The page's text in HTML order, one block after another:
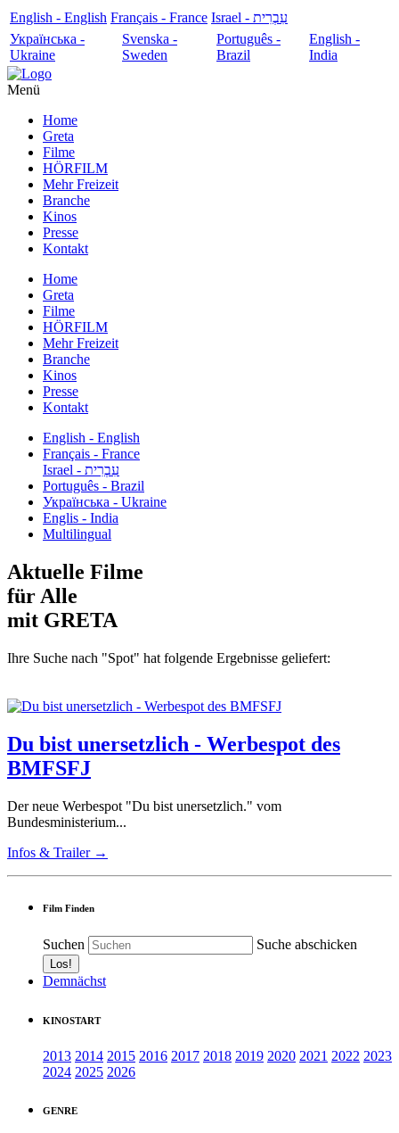
English - English Français - France
עִבְרִית - Israel
Українська -
Ukraine
Svenska -
Sweden
Português -
Brazil
English -
India
Menü
Home
Greta
Filme
HÖRFILM
Mehr Freizeit
Branche
Kinos
Presse
Kontakt
Home
Greta
Filme
HÖRFILM
Mehr Freizeit
Branche
Kinos
Presse
Kontakt
English - English
Français - France
עִבְרִית - Israel
Português - Brazil
Українська - Ukraine
Englis - India
Multilingual
Aktuelle Filme
für Alle
mit GRETA
Ihre Suche nach "Spot" hat folgende Ergebnisse geliefert:
Du bist unersetzlich - Werbespot des
BMFSFJ
Der neue Werbespot "Du bist unersetzlich." vom
Bundesministerium...
Infos & Trailer →
Film Finden
Suchen Suche abschicken
Demnächst
KINOSTART
2013 2014 2015 2016 2017 2018 2019 2020 2021 2022 2023
2024 2025 2026
GENRE